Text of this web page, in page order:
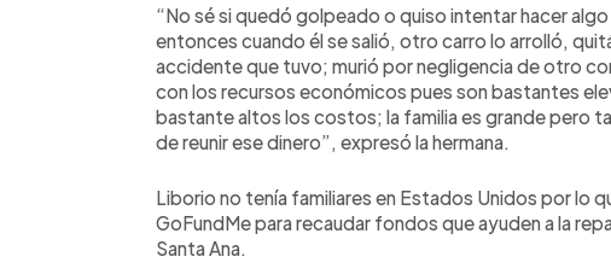
“No sé si quedó golpeado o quiso intentar hacer
entonces cuando él se salió, otro carro lo arrolló,
accidente que tuvo; murió por negligencia de otro
con los recursos económicos pues son bastantes
bastante altos los costos; la familia es grande pero
de reunir ese dinero”, expresó la hermana.
Liborio no tenía familiares en Estados Unidos por lo
GoFundMe para recaudar fondos que ayuden a la
Santa Ana.